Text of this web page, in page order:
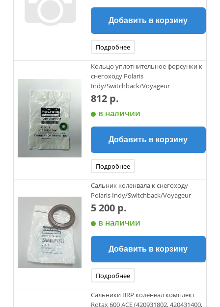
Добавить в корзину
Подробнее
Кольцо уплотнительное форсунки к
снегоходу Polaris
Indy/Switchback/Voyageur
812 р.
в наличии
Добавить в корзину
Подробнее
Сальник коленвала к снегоходу
Polaris Indy/Switchback/Voyageur
5 200 р.
в наличии
Добавить в корзину
Подробнее
Сальники BRP коленвал комплект
Rotax 600 ACE (420931802, 420431400,